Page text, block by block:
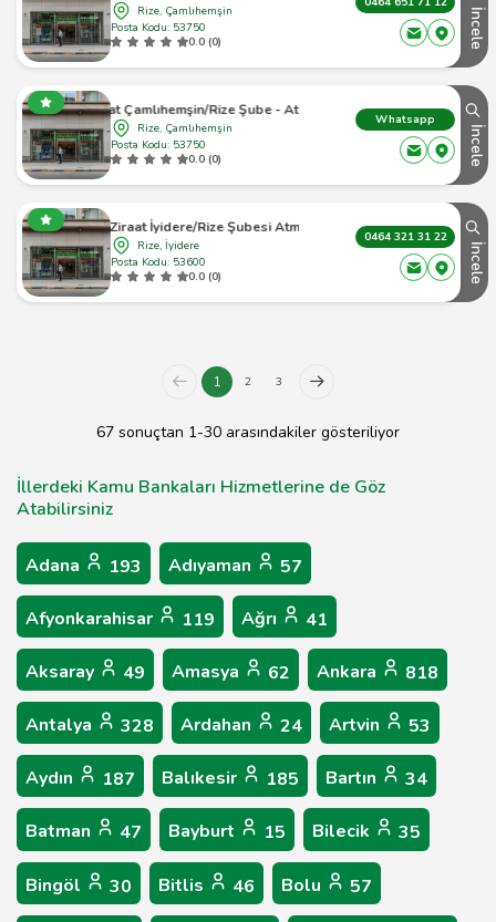
Rize, Çamlıhemşin
Posta Kodu: 53750
0.0 (0)
İncele
Ziraat Çamlıhemşin/Rize Şube - Atm Atm
Rize, Çamlıhemşin
Posta Kodu: 53750
0.0 (0)
Whatsapp
İncele
Ziraat İyidere/Rize Şubesi Atm
Rize, İyidere
Posta Kodu: 53600
0.0 (0)
0464 321 31 22
İncele
1 2 3
67 sonuçtan 1-30 arasındakiler gösteriliyor
İllerdeki Kamu Bankaları Hizmetlerine de Göz
Atabilirsiniz
Adana 193 Adıyaman 57
Afyonkarahisar 119 Ağrı 41
Aksaray 49 Amasya 62 Ankara 818
Antalya 328 Ardahan 24 Artvin 53
Aydın 187 Balıkesir 185 Bartın 34
Batman 47 Bayburt 15 Bilecik 35
Bingöl 30 Bitlis 46 Bolu 57